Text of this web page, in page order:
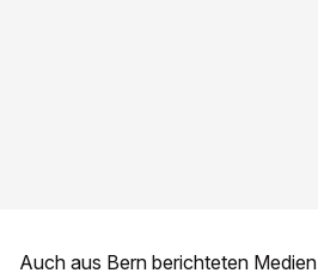
Auch aus Bern berichteten Medien